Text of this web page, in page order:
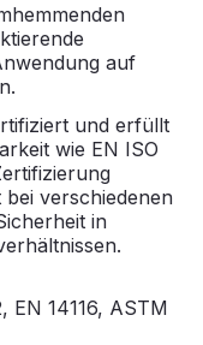
auf
und erfüllt
wie EN ISO
verschiedenen
in
EN 14116, ASTM